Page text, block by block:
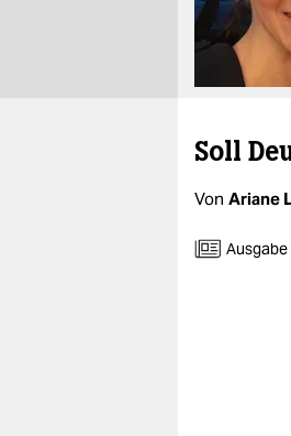
kultur
sport
berlin
wahrheit
Soll
Von Ariane
Ausgabe